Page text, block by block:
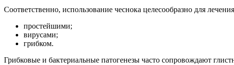
Соответственно, использование чеснока целесообразно для
простейшими;
вирусами;
грибком.
Грибковые и бактериальные патогенезы часто сопровождают